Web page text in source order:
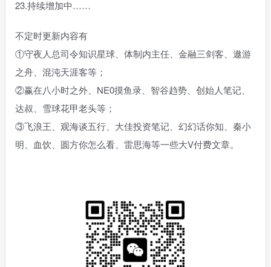
23.持续增加中……
不定时更新内容有
①守夜人总司令知识星球、体制内主任、金融三剑客、遨游
之舟、混沌天涯客等；
②赢在八小时之外、NE0摸鱼录、智谷趋势、创始人笔记、
达叔、雪球花甲老头等；
③飞浪王、观海谈五行、大佳投资笔记、幻幻话你知、秦小
明、血饮、圆方你怎么看、雷思海等一些大V付费文章。